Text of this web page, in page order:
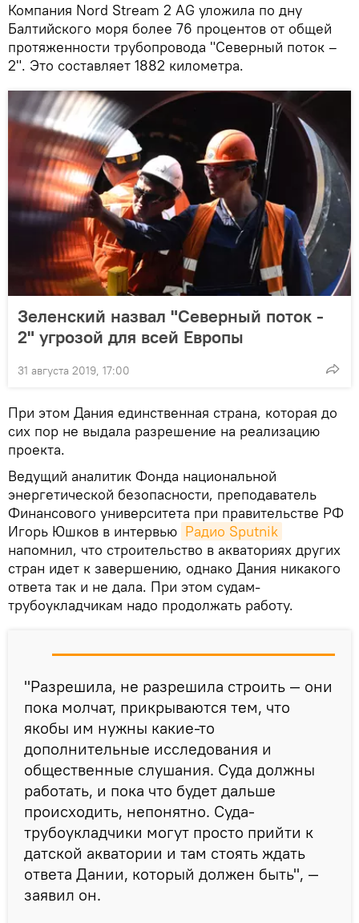
Компания Nord Stream 2 AG уложила по дну
Балтийского моря более 76 процентов от общей
протяженности трубопровода "Северный поток –
2". Это составляет 1882 километра.
Зеленский назвал "Северный поток -
2" угрозой для всей Европы
31 августа 2019, 17:00
При этом Дания единственная страна, которая до
сих пор не выдала разрешение на реализацию
проекта.
Ведущий аналитик Фонда национальной
энергетической безопасности, преподаватель
Финансового университета при правительстве РФ
Игорь Юшков в интервью Радио Sputnik
напомнил, что строительство в акваториях других
стран идет к завершению, однако Дания никакого
ответа так и не дала. При этом судам-
трубоукладчикам надо продолжать работу.
"Разрешила, не разрешила строить — они
пока молчат, прикрываются тем, что
якобы им нужны какие-то
дополнительные исследования и
общественные слушания. Суда должны
работать, и пока что будет дальше
происходить, непонятно. Суда-
трубоукладчики могут просто прийти к
датской акватории и там стоять ждать
ответа Дании, который должен быть", —
заявил он.